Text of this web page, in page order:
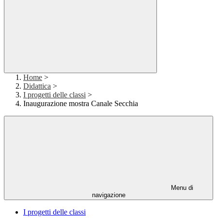
Home >
Didattica >
I progetti delle classi >
Inaugurazione mostra Canale Secchia
Menu di
navigazione
I progetti delle classi